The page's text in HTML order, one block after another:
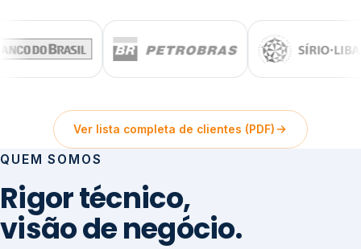
Ver lista completa de clientes (PDF)
QUEM SOMOS
Rigor técnico,
visão de negócio.